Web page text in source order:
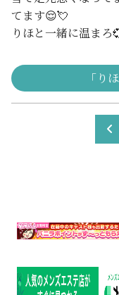
てます😌💘
りほと一緒に温まろ
「り